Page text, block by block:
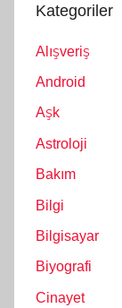
Kategoriler
Alışveriş
Android
Aşk
Astroloji
Bakım
Bilgi
Bilgisayar
Biyografi
Cinayet